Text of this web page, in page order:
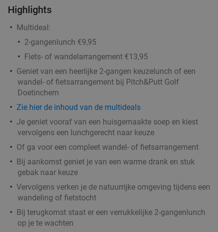
Highlights
Multideal:
2-gangenlunch €9,95
Fiets- of wandelarrangement €13,95
Geniet van een heerlijke 2-gangen keuzelunch of een
wandel- of fietsarrangement bij Pitch&Putt Golf
Doetinchem
Zie hier de inhoud van de multideals
Je geniet vooraf van een huisgemaakte soep en kiest
vervolgens een lunchgerecht naar keuze
Of ga voor een compleet wandel- of fietsarrangement
Bij aankomst geniet je van een warme drank en stuk
gebak naar keuze
Vervolgens verken je de natuurrijke omgeving tijdens een
wandeling of fietstocht
Bij terugkomst staat er een verrukkelijke 2-gangenlunch
op je te wachten